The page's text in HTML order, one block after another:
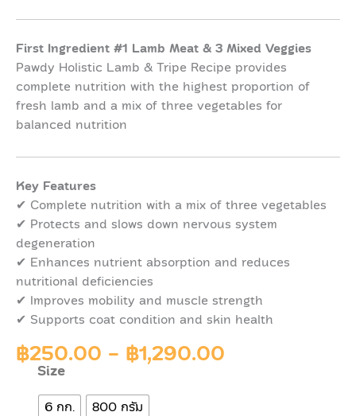
First Ingredient #1 Lamb Meat & 3 Mixed Veggies
Pawdy Holistic Lamb & Tripe Recipe provides
complete nutrition with the highest proportion of
fresh lamb and a mix of three vegetables for
balanced nutrition
Key Features
✔ Complete nutrition with a mix of three vegetables
✔ Protects and slows down nervous system
degeneration
✔ Enhances nutrient absorption and reduces
nutritional deficiencies
✔ Improves mobility and muscle strength
✔ Supports coat condition and skin health
฿250.00 - ฿1,290.00
Size
6 กก. 800 กรัม
Pawdy
Holistic
พอ